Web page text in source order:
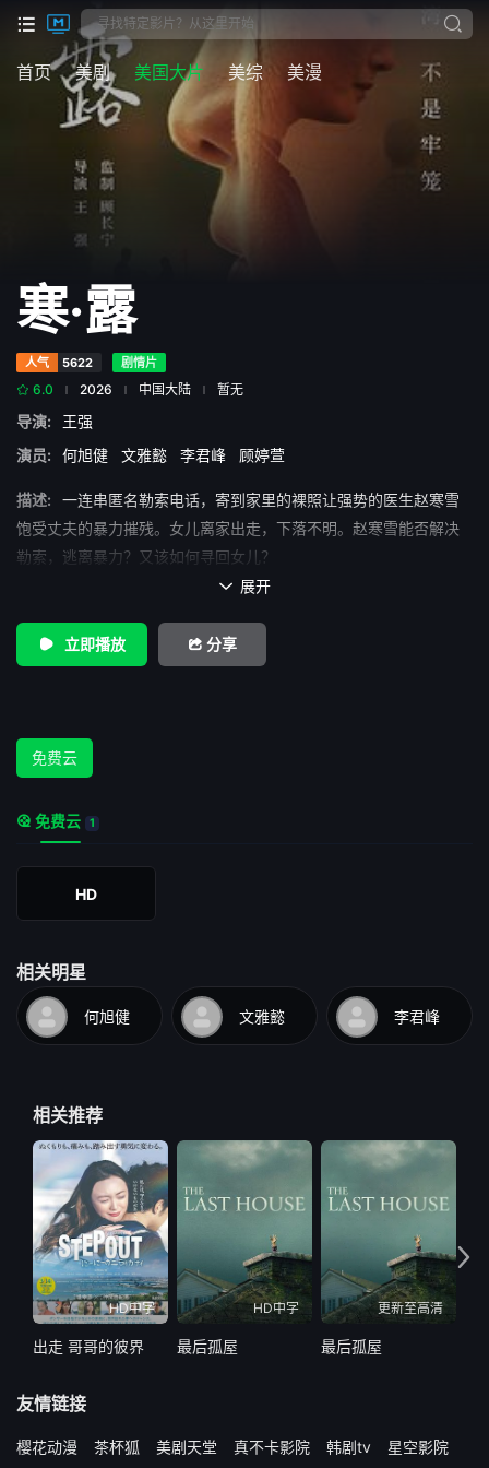
首页 美剧 美国大片 美综 美漫
寒·露
人气 5622 剧情片
6.0 2026 中国大陆 暂无
导演:
王强
演员:
何旭健 文雅懿 李君峰 顾婷萱
描述:
一连串匿名勒索电话，寄到家里的裸照让强势的医生赵寒雪
饱受丈夫的暴力摧残。女儿离家出走，下落不明。赵寒雪能否解决
勒索，逃离暴力？又该如何寻回女儿？
 展开
立即播放 分享
免费云
免费云 1
HD
相关明星
何旭健 文雅懿 李君峰
相关推荐
HD中字
出走 哥哥的彼界
HD中字
最后孤屋
更新至高清
最后孤屋
友情链接
樱花动漫 茶杯狐 美剧天堂 真不卡影院 韩剧tv 星空影院